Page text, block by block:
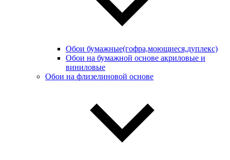
Обои бумажные(гофра,моющиеся,дуплекс)
Обои на бумажной основе акриловые и
виниловые
Обои на флизелиновой основе